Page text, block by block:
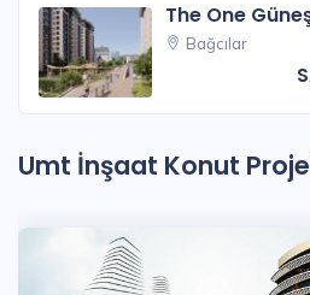
The One
Bağcılar
Umt İnşaat Konut